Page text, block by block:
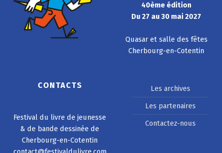
40ème édition
Du 27 au 30 mai 2027
Quasar et salle des fêtes
Cherbourg-en-Cotentin
CONTACTS
Festival du livre de jeunesse
& de bande dessinée de
Cherbourg-en-Cotentin
Les archives
Les partenaires
Contactez-nous